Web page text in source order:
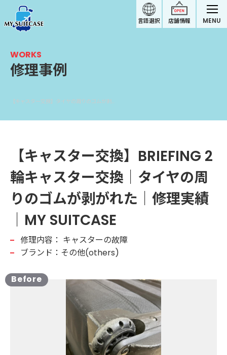
店舗情報
言語選択 MENU
WORKS
修理事例
【キャスター交換】BRIEFING 2
輪キャスター交換｜タイヤの周
りのゴムが剥がれた｜修理実績
｜MY SUITCASE
修理内容： キャスターの故障
ブランド：その他(others)